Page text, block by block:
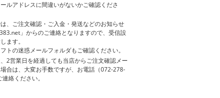
ルアドレスに間違いがないかご確認くださ
、ご注文確認・ご入金・発送などのお知らせ
」からのご連絡となりますので、受信設
ます。
トの迷惑メールフォルダもご確認ください。
2営業日を経過しても当店からご注文確認メー
合は、大変お手数ですが、お電話（072-278-
絡ください。